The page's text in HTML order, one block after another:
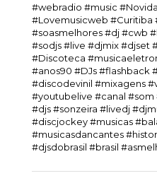
#webradio #music
#Lovemusicweb #Curitiba
#soasmelhores #dj #cwb
#sodjs #live #djmix #djset
#Discoteca
#anos90 #DJs #flashback
#discodevinil #mixagens
#youtubelive #canal
#djs #sonzeira #livedj
#discjockey #musicas
#musicasdancantes
#djsdobrasil #brasil